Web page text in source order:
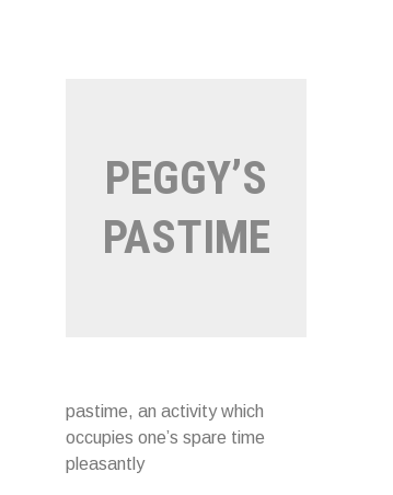
PEGGY’S
PASTIME
pastime, an activity which
occupies one’s spare time
pleasantly